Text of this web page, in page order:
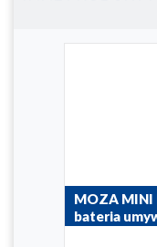
MOZA MINI
bateria